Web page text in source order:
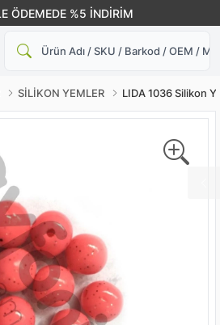
ÖDEMEDE %5 İNDİRİM
SİLİKON YEMLER LIDA 1036 Silikon